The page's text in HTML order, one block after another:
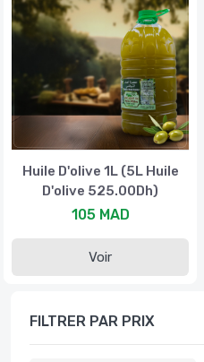
FILTRER PAR PRIX
Huile D'olive 1L (5L Huile
D'olive 525.00Dh)
105 MAD
Voir